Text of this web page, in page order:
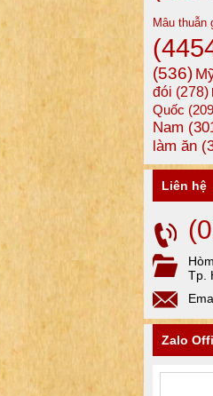
Mâu thuẫn
(536)
đói (278)
Quốc
Nam
làm ăn
Liên hệ
Tp.
Zalo